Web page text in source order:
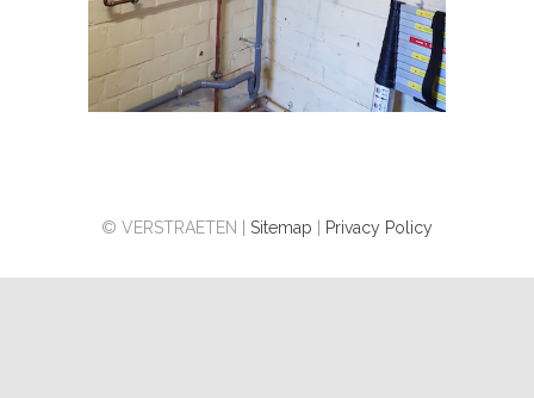
© VERSTRAETEN | Sitemap Privacy Policy